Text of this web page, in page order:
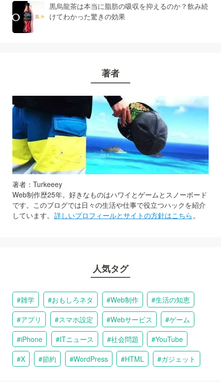
黒烏龍茶は本当に脂肪の吸収を抑えるのか？飲み続
けてわかった驚きの効果
著者
著者：Turkeeey
Web制作歴25年。好きなものはハワイとゲームとスノーボード
です。このブログでは日々の生活や仕事で役立つハックを紹介
しています。 詳しいプロフィールとサイトの方針はこちら 。
人気タグ
雑学 おもしろネタ Web制作
生活の知恵
アプリ
スマホ設定 Webサービス
ゲーム
iPhone
ITニュース 社会問題
YouTube
X
節約 WordPress HTML ガジェット